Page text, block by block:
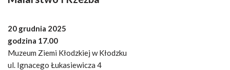
20 grudnia 2025
godzina 17.00
Muzeum Ziemi Kłodzkiej w Kłodzku
ul. Ignacego Łukasiewicza 4